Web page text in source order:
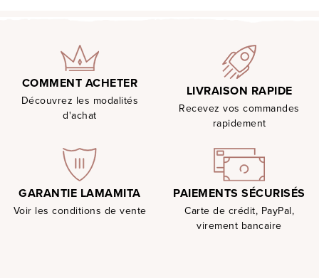
COMMENT ACHETER
Découvrez les modalités
d'achat
LIVRAISON RAPIDE
Recevez vos commandes
rapidement
GARANTIE LAMAMITA
Voir les conditions de vente
PAIEMENTS SÉCURISÉS
Carte de crédit, PayPal,
virement bancaire